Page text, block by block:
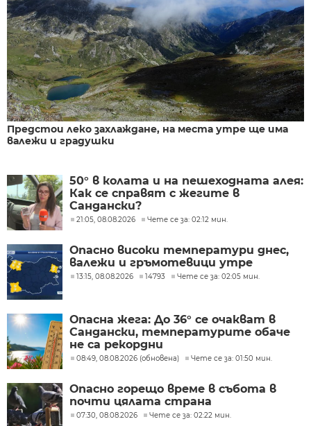
Предстои леко захлаждане, на места утре ще има
валежи и градушки
50° в колата и на пешеходната алея:
Как се справят с жегите в
Сандански?
21:05, 08.08.2026 Чете се за: 02:12 мин.
Опасно високи температури днес,
валежи и гръмотевици утре
13:15, 08.08.2026 14793 Чете се за: 02:05 мин.
Опасна жега: До 36° се очакват в
Сандански, температурите обаче
не са рекордни
08:49, 08.08.2026 (обновена) Чете се за: 01:50 мин.
Опасно горещо време в събота в
почти цялата страна
07:30, 08.08.2026 Чете се за: 02:22 мин.